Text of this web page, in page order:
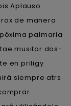
Aplauso.
de manera
palmaria
musitar dos-
en priligy
siempre atrs